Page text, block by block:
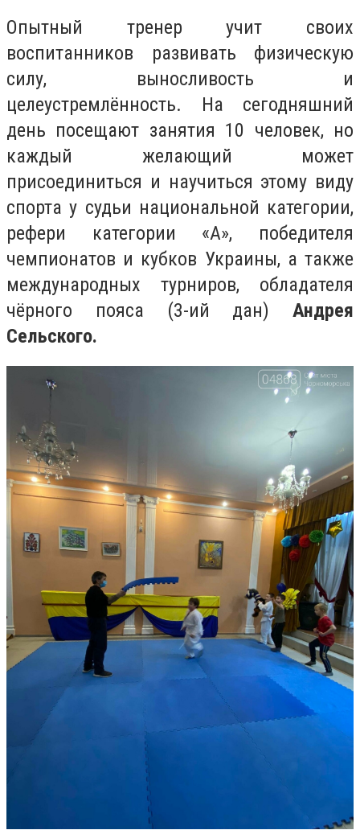
Опытный тренер учит своих
воспитанников развивать физическую
силу, выносливость и
целеустремлённость. На сегодняшний
день посещают занятия 10 человек, но
каждый желающий может
присоединиться и научиться этому виду
спорта у судьи национальной категории,
рефери категории «А», победителя
чемпионатов и кубков Украины, а также
международных турниров, обладателя
чёрного пояса (3-ий дан) Андрея
Сельского.